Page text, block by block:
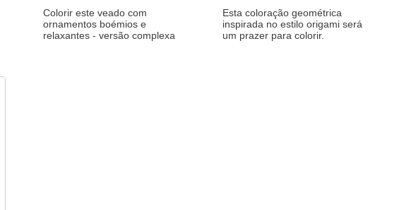
Colorir este veado com
ornamentos boémios e
relaxantes - versão complexa
Esta coloração geométrica
inspirada no estilo origami será
um prazer para colorir.